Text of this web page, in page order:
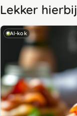
Lekker hierbij
AI-kok